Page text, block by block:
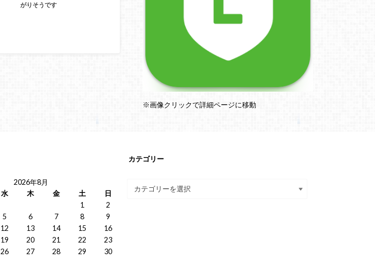
がりそうです
※画像クリックで詳細ページに移動
2026年8月
水 木 金 土
日
1
2
5 6 7 8
9
12 13 14 15
16
19 20 21 22
23
26 27 28 29
30
カテゴリー